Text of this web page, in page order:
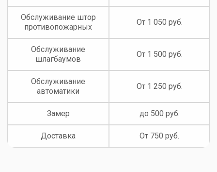
Обслуживание штор
противопожарных
От 1 050 руб.
Обслуживание
шлагбаумов
От 1 500 руб.
Обслуживание
автоматики
От 1 250 руб.
Замер до 500 руб.
Доставка От 750 руб.